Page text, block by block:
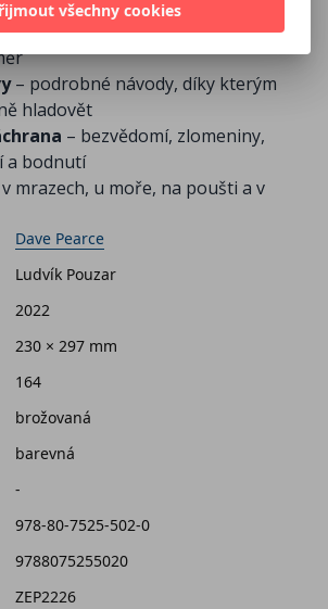
– jak za všech okolností v terénu
– podrobné návody, díky kterým
hladovět
– bezvědomí, zlomeniny,
a bodnutí
mrazech, u moře, na poušti a v
Dave Pearce
Ludvík Pouzar
2022
230 × 297 mm
164
brožovaná
barevná
-
978-80-7525-502-0
9788075255020
ZEP2226
všechny cookies